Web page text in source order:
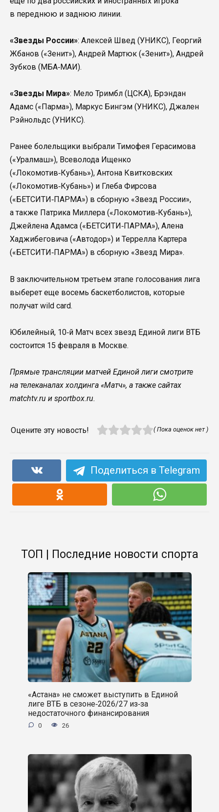
в переднюю и заднюю линии.
«Звезды России»: Алексей Швед (УНИКС), Георгий
Жбанов («Зенит»), Андрей Мартюк («Зенит»), Андрей
Зубков (МБА‑МАИ).
«Звезды Мира»: Мело Тримбл (ЦСКА), Брэндан
Адамс («Парма»), Маркус Бингэм (УНИКС), Джален
Рэйнольдс (УНИКС).
Ранее болельщики выбрали Тимофея Герасимова
(«Уралмаш»), Всеволода Ищенко
(«Локомотив‑Кубань»), Антона Квитковских
(«Локомотив‑Кубань») и Глеба Фирсова
(«БЕТСИТИ‑ПАРМА») в сборную «Звезд России»,
а также Патрика Миллера («Локомотив‑Кубань»),
Джейлена Адамса («БЕТСИТИ‑ПАРМА»), Алена
Хаджибеговича («Автодор») и Террелла Картера
(«БЕТСИТИ‑ПАРМА») в сборную «Звезд Мира».
В заключительном третьем этапе голосования лига
выберет еще восемь баскетболистов, которые
получат wild card.
Юбилейный, 10‑й Матч всех звезд Единой лиги ВТБ
состоится 15 февраля в Москве.
Прямые трансляции матчей Единой лиги смотрите
на телеканалах холдинга «Матч», а также сайтах
matchtv.ru и sportbox.ru.
Оцените эту новость! ( Пока оценок нет )
Поделиться в Telegram
ТОП | Последние новости спорта
«Астана» не сможет выступить в Единой
лиге ВТБ в сезоне‑2026/27 из‑за
недостаточного финансирования
0 26